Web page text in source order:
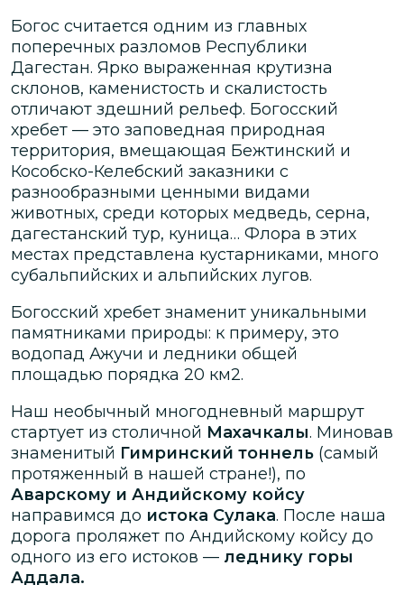
Богос считается одним из главных
поперечных разломов Республики
Дагестан. Ярко выраженная крутизна
склонов, каменистость и скалистость
отличают здешний рельеф. Богосский
хребет — это заповедная природная
территория, вмещающая Бежтинский и
Кособско-Келебский заказники с
разнообразными ценными видами
животных, среди которых медведь, серна,
дагестанский тур, куница… Флора в этих
местах представлена кустарниками, много
субальпийских и альпийских лугов.
Богосский хребет знаменит уникальными
памятниками природы: к примеру, это
водопад Ажучи и ледники общей
площадью порядка 20 км2.
Наш необычный многодневный маршрут
стартует из столичной Махачкалы. Миновав
знаменитый Гимринский тоннель (самый
протяженный в нашей стране!), по
Аварскому и Андийскому койсу
направимся до истока Сулака. После наша
дорога проляжет по Андийскому койсу до
одного из его истоков — леднику горы
Аддала.